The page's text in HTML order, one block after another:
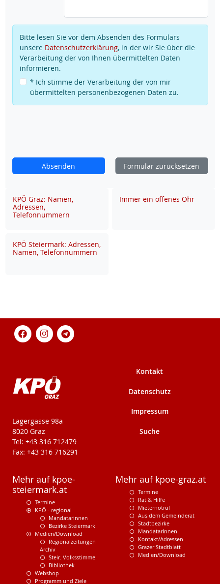
Bitte lesen Sie vor dem Absenden des Formulars
unsere Datenschutzerklärung, in der wir Sie über die
Verarbeitung der von Ihnen übermittelten Daten
informieren.
* Ich stimme der Verarbeitung der von mir
übermittelten personenbezogenen Daten zu.
Absenden Formular zurücksetzen
KPÖ Graz: Namen,
Adressen,
Telefonnummern
Immer ein offenes Ohr
KPÖ Steiermark: Adressen,
Namen, Telefonnummern
KPÖ-Steiermark
Lagergasse 98a
8020 Graz
Tel: +43 316 712479
Fax: +43 316 716291
Kontakt
Datenschutz
Impressum
Suche
Mehr auf kpoe-
steiermark.at
Termine
KPÖ - regional
Mandatarinnen
Bezirke Steiermark
Medien/Download
Regionalzeitungen
Archiv
Steir. Volksstimme
Bibliothek
Webshop
Programm und Ziele
Mehr auf kpoe-graz.at
Termine
Rat & Hilfe
Mieternotruf
Aus dem Gemeinderat
Stadtbezirke
MandatarInnen
Kontakt/Adressen
Grazer Stadtblatt
Medien/Download